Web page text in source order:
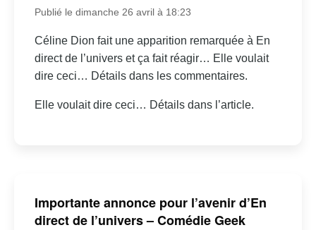
Publié le dimanche 26 avril à 18:23
Céline Dion fait une apparition remarquée à En
direct de l’univers et ça fait réagir… Elle voulait
dire ceci… Détails dans les commentaires.
Elle voulait dire ceci… Détails dans l’article.
Importante annonce pour l’avenir d’En
direct de l’univers – Comédie Geek